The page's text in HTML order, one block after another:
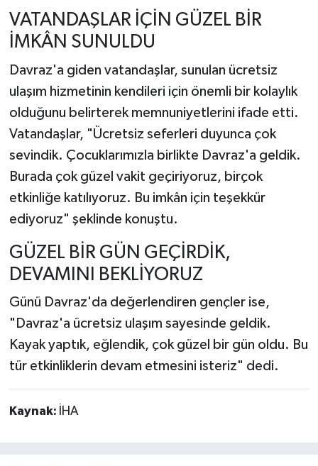
VATANDAŞLAR İÇİN GÜZEL BİR
İMKÂN SUNULDU
Davraz'a giden vatandaşlar, sunulan ücretsiz
ulaşım hizmetinin kendileri için önemli bir kolaylık
olduğunu belirterek memnuniyetlerini ifade etti.
Vatandaşlar, "Ücretsiz seferleri duyunca çok
sevindik. Çocuklarımızla birlikte Davraz'a geldik.
Burada çok güzel vakit geçiriyoruz, birçok
etkinliğe katılıyoruz. Bu imkân için teşekkür
ediyoruz" şeklinde konuştu.
GÜZEL BİR GÜN GEÇİRDİK,
DEVAMINI BEKLİYORUZ
Günü Davraz'da değerlendiren gençler ise,
"Davraz'a ücretsiz ulaşım sayesinde geldik.
Kayak yaptık, eğlendik, çok güzel bir gün oldu. Bu
tür etkinliklerin devam etmesini isteriz" dedi.
Kaynak: İHA